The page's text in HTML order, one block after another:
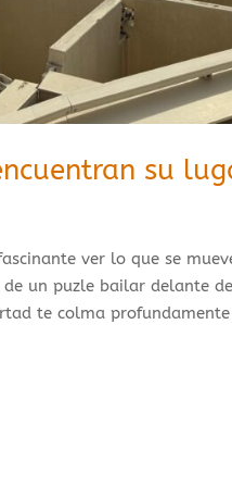
su
ver lo que se
de un puzle bailar delante
te colma profundamente